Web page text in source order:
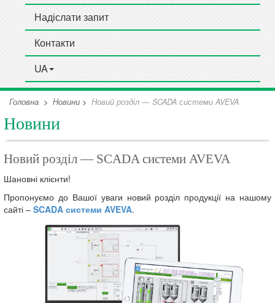
Надіслати запит
Контакти
UA
Головна > Новини > Новий розділ — SCADA системи AVEVA
Новини
Новий розділ — SCADA системи AVEVA
Шановні клієнти!
Пропонуємо до Вашої уваги новий розділ продукції на нашому
сайті – SCADA системи AVEVA.